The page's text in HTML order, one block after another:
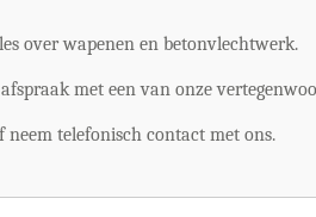
over wapenen en betonvlechtwerk.
met een van onze
neem telefonisch contact met ons.